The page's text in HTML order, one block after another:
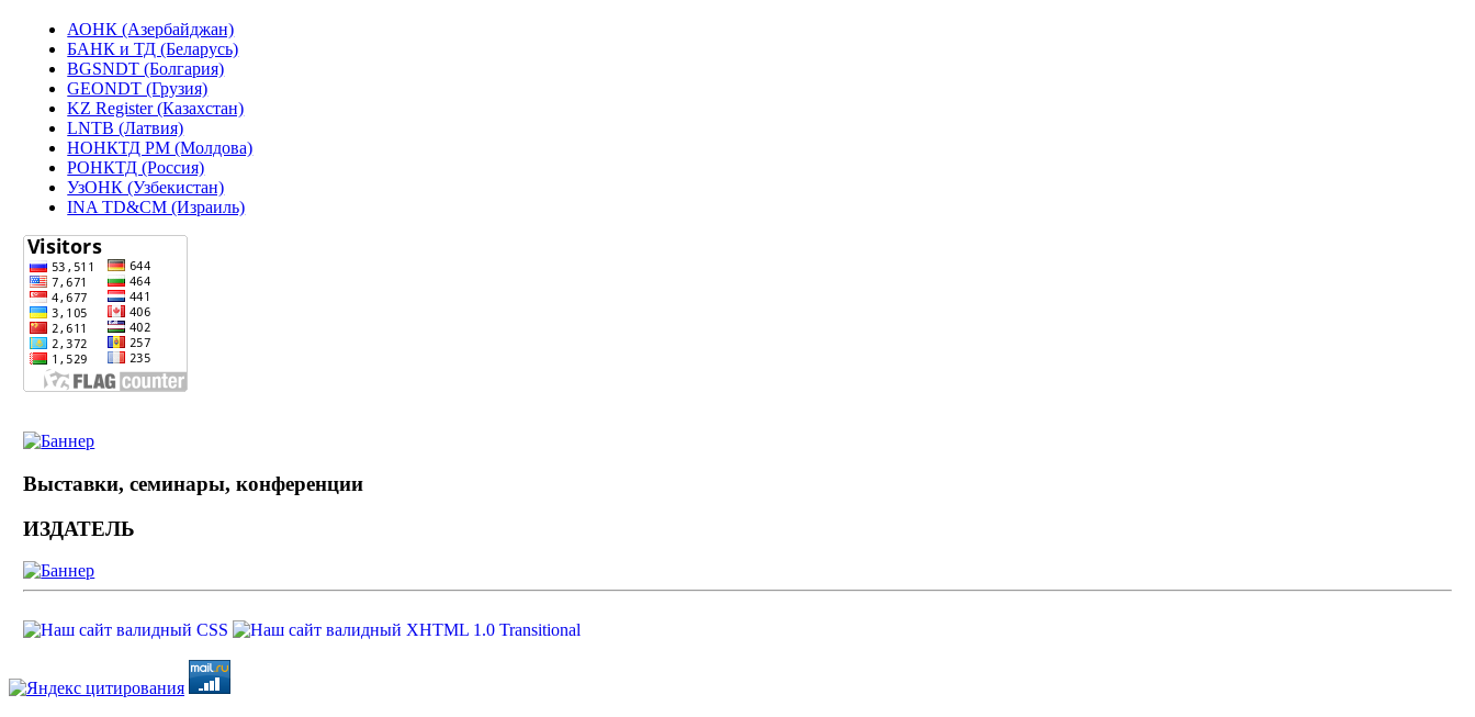
АОНК (Азербайджан)
БАНК и ТД (Беларусь)
BGSNDT (Болгария)
GEONDT (Грузия)
KZ Register (Казахстан)
LNTB (Латвия)
НОНКТД РМ (Молдова)
РОНКТД (Россия)
УзОНК (Узбекистан)
INA TD&CM (Израиль)
Выставки, семинары, конференции
ИЗДАТЕЛЬ